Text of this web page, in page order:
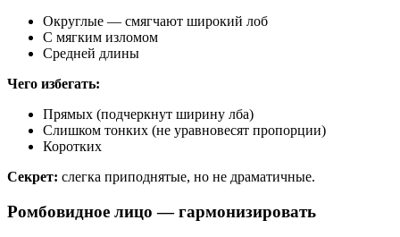
Округлые — смягчают широкий лоб
С мягким изломом
Средней длины
Чего избегать:
Прямых (подчеркнут ширину лба)
Слишком тонких (не уравновесят пропорции)
Коротких
Секрет: слегка приподнятые, но не драматичные.
Ромбовидное лицо — гармонизировать